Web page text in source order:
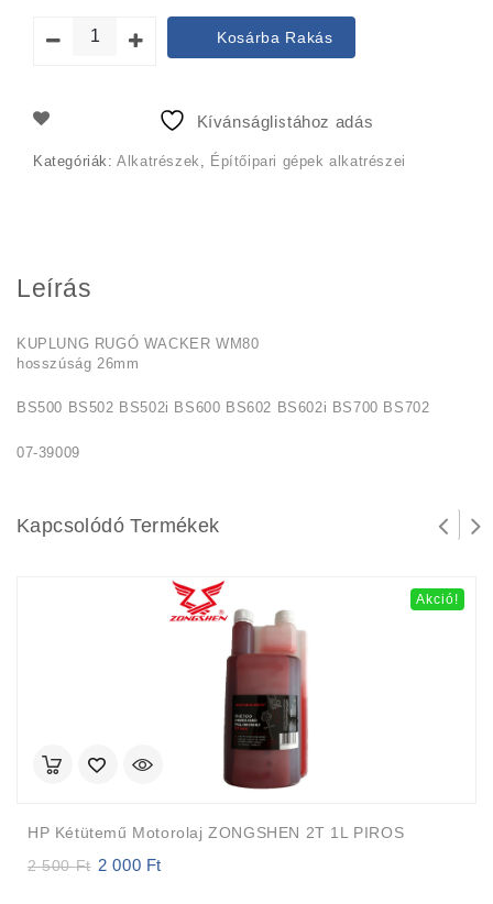
price
was:
400 Ft.
price
is:
Kosárba Rakás
Kívánságlistához adás
Kategóriák:Alkatrészek Építőipari gépek alkatrészei
Leírás
KUPLUNG RUGÓ WACKER WM80
hosszúság 26mm
BS500 BS502 BS502i BS600 BS602 BS602i BS700 BS702
07-39009
Kapcsolódó Termékek
Akció!
HP Kétütemű Motorolaj ZONGSHEN 2T 1L PIROS
2 500Ft Original
2 000 Ft